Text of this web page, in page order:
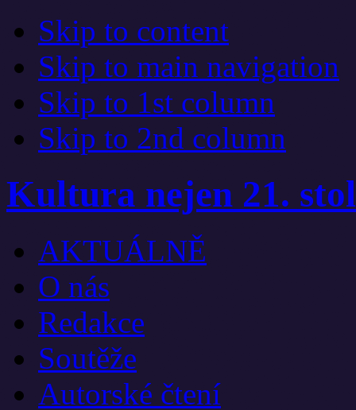
Skip to content
Skip to main navigation
Skip to 1st column
Skip to 2nd column
Kultura nejen 21.
AKTUÁLNĚ
O nás
Redakce
Soutěže
Autorské čtení